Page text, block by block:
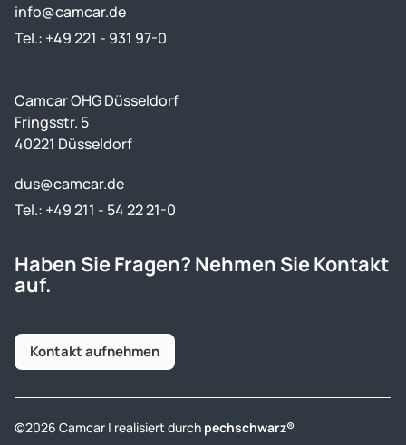
info@camcar.de
Tel.: +49 221 - 931 97-0
Camcar OHG Düsseldorf
Fringsstr. 5
40221 Düsseldorf
dus@camcar.de
Tel.: +49 211 - 54 22 21-0
Haben Sie Fragen? Nehmen Sie Kontakt
auf.
Kontakt aufnehmen
©2026 Camcar | realisiert durch pechschwarz®